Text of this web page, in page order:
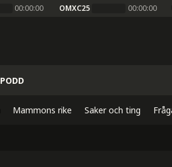
00:00:00 OMXC25 00:00:00
PODD
Mammons rike Saker och ting